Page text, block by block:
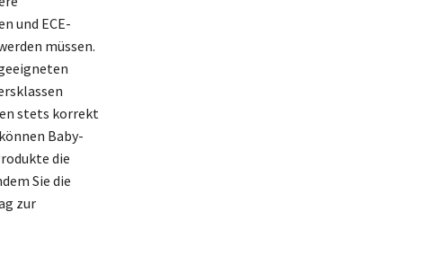
und ECE-
müssen.
stets korrekt
Baby-
die
Sie die
zur